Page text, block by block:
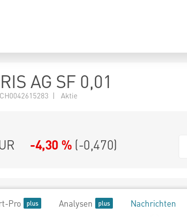
AG SF 0,01
| Aktie
-4,30 % (-0,470)
Pro Analysen Nachrichten